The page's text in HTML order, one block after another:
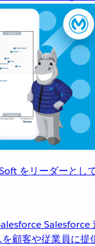
をリーダーとし
Salesforce
顧客や従業員に提